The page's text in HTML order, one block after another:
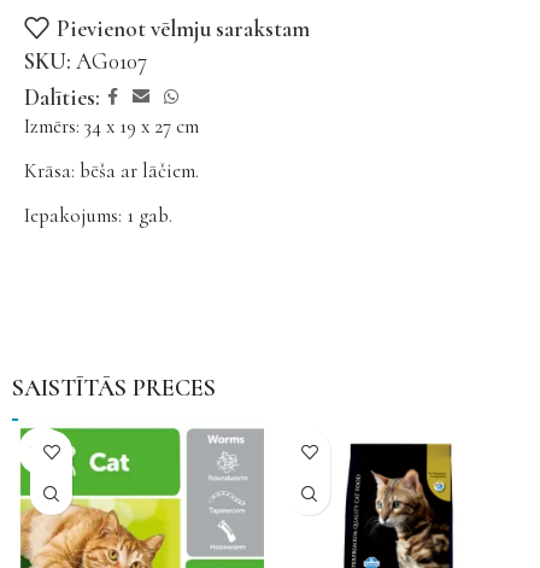
Pievienot vēlmju sarakstam
SKU: AG0107
Dalīties:
Izmērs: 34 x 19 x 27 cm
Krāsa: bēša ar lāčiem.
Iepakojums: 1 gab.
SAISTĪTĀS PRECES
NAV